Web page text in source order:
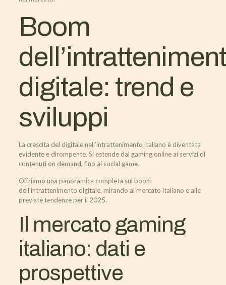
Boom
digitale: trend e
sviluppi
La crescita del digitale nell’intrattenimento italiano è diventata
evidente e dirompente. Si estende dal gaming online ai servizi di
contenuti on demand, fino ai social game.
Offriamo una panoramica completa sul boom
dell’intrattenimento digitale, mirando al mercato italiano e alle
previste tendenze per il 2025.
Il mercato gaming
italiano: dati e
prospettive